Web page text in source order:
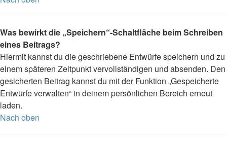
Was bewirkt die „Speichern“-Schaltfläche beim Schreiben
eines Beitrags?
Hiermit kannst du die geschriebene Entwürfe speichern und zu
einem späteren Zeitpunkt vervollständigen und absenden. Den
gesicherten Beitrag kannst du mit der Funktion „Gespeicherte
Entwürfe verwalten“ in deinem persönlichen Bereich erneut
laden.
Nach oben